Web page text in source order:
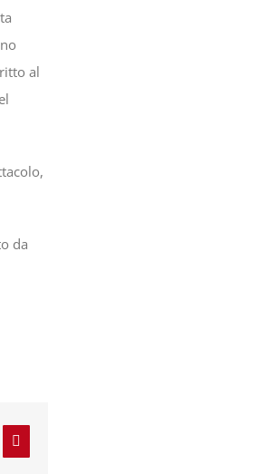
al
da
Pinterest